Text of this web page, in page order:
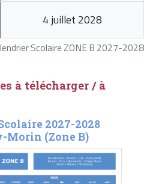
Scolaire ZONE B 2027-2028
4 juillet 2028
à télécharger / à
2027-2028
Morin (Zone B)